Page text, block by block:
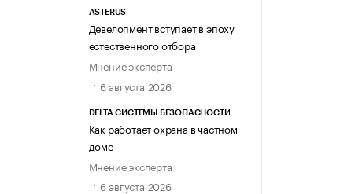
ASTERUS
Девелопмент вступает в эпоху
естественного отбора
Мнение эксперта
6 августа 2026
DELTA СИСТЕМЫ БЕЗОПАСНОСТИ
Как работает охрана в частном
доме
Мнение эксперта
6 августа 2026